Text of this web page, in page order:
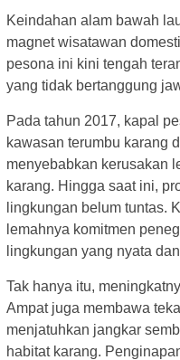
Keindahan alam bawah
magnet wisatawan
pesona ini kini tengah
yang tidak bertanggung
Pada tahun 2017, kapal
kawasan terumbu karang
menyebabkan kerusakan
karang. Hingga saat ini,
lingkungan belum tuntas.
lemahnya komitmen
lingkungan yang nyata
Tak hanya itu,
Ampat juga membawa
menjatuhkan jangkar
habitat karang.